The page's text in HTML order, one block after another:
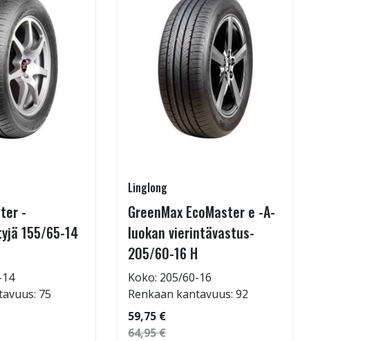
-
155/65-14
75
Linglong
GreenMax EcoMaster e -A-
luokan vierintävastus-
205/60-16 H
Koko: 205/60-16
Renkaan kantavuus: 92
59,75 €
64,95 €